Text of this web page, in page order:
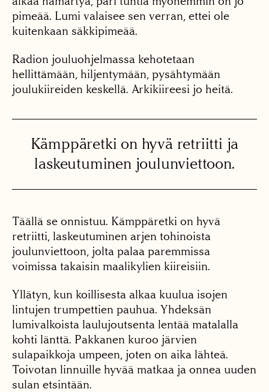
pimeää. Lumi valaisee sen verran, ettei ole
kuitenkaan säkkipimeää.
Radion jouluohjelmassa kehotetaan
hellittämään, hiljentymään, pysähtymään
joulukiireiden keskellä. Arkikiireesi jo heitä.
Kämppäretki on hyvä retriitti ja
laskeutuminen joulunviettoon.
Täällä se onnistuu. Kämppäretki on hyvä
retriitti, laskeutuminen arjen tohinoista
joulunviettoon, jolta palaa paremmissa
voimissa takaisin maaliky­lien kiireisiin.
Yllätyn, kun koillisesta alkaa kuulua isojen
lintujen trumpettien pauhua. Yhdeksän
lumivalkoista laulujoutsenta lentää matalalla
kohti länttä. Pakkanen kuroo järvien
sulapaikkoja umpeen, joten on aika lähteä.
Toivotan linnuille hyvää matkaa ja onnea uuden
sulan etsintään.